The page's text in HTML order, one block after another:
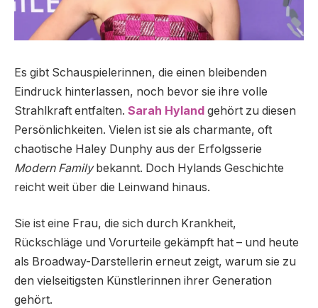
Es gibt Schauspielerinnen, die einen bleibenden
Eindruck hinterlassen, noch bevor sie ihre volle
Strahlkraft entfalten. Sarah Hyland gehört zu diesen
Persönlichkeiten. Vielen ist sie als charmante, oft
chaotische Haley Dunphy aus der Erfolgsserie
Modern Familybekannt. Doch Hylands Geschichte
reicht weit über die Leinwand hinaus.
Sie ist eine Frau, die sich durch Krankheit,
Rückschläge und Vorurteile gekämpft hat – und heute
als Broadway-Darstellerin erneut zeigt, warum sie zu
den vielseitigsten Künstlerinnen ihrer Generation
gehört.